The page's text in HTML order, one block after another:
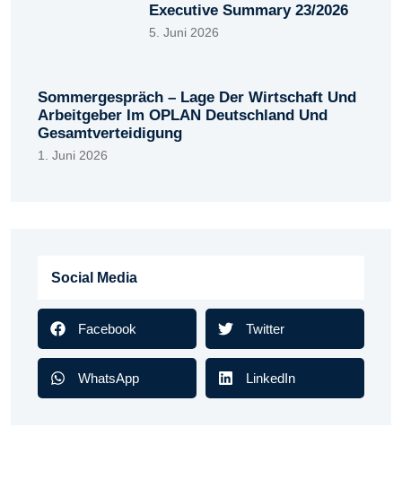
Executive Summary 23/2026
5. Juni 2026
Sommergespräch – Lage Der Wirtschaft Und
Arbeitgeber Im OPLAN Deutschland Und
Gesamtverteidigung
1. Juni 2026
Social Media
Facebook Twitter
WhatsApp LinkedIn